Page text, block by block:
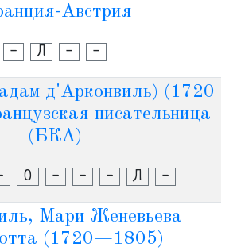
Австрия
- Л - -
д'Арконвиль) (1720
писательница
(БКА)
О - - - Л -
Мари Женевьева
(1720—1805)